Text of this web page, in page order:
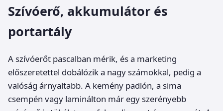
Szívóerő, akkumulátor és
portartály
A szívóerőt pascalban mérik, és a marketing
előszeretettel dobálózik a nagy számokkal, pedig a
valóság árnyaltabb. A kemény padlón, a sima
csempén vagy laminálton már egy szerényebb